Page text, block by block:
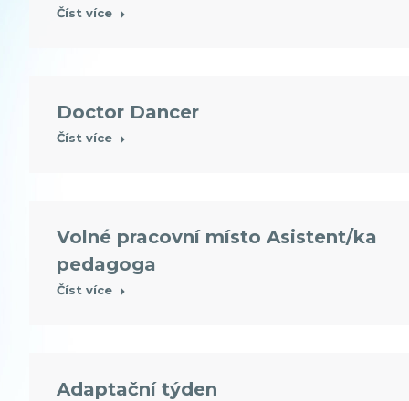
Číst více
Doctor Dancer
Číst více
Volné pracovní místo Asistent/ka
pedagoga
Číst více
Adaptační týden